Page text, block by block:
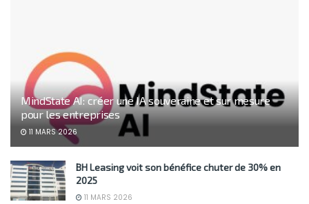
MindState AI: créer une IA souveraine et sur mesure
pour les entreprises
11 MARS 2026
BH Leasing voit son bénéfice chuter de 30% en
2025
11 MARS 2026